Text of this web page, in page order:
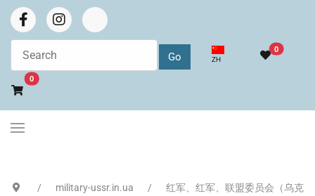
选择你的语音
ZH
0
0Go to cart
military-ussr.in.ua
红军、红军、联盟委员会（乌克